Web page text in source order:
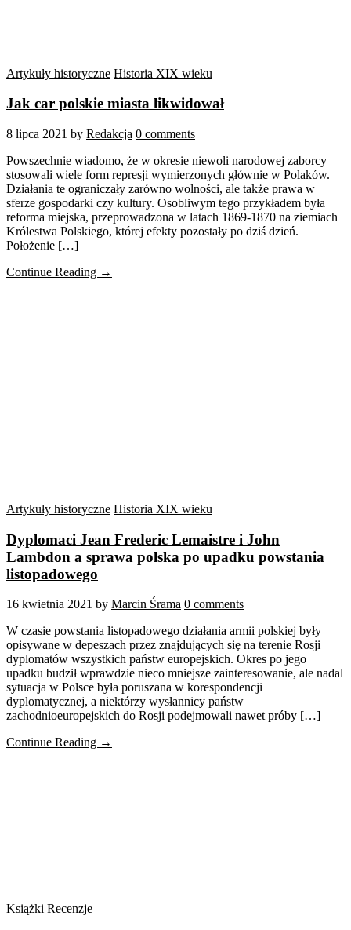
Artykuły historyczne Historia XIX wieku
Jak car polskie miasta likwidował
8 lipca 2021 by Redakcja 0 comments
Powszechnie wiadomo, że w okresie niewoli narodowej zaborcy
stosowali wiele form represji wymierzonych głównie w Polaków.
Działania te ograniczały zarówno wolności, ale także prawa w
sferze gospodarki czy kultury. Osobliwym tego przykładem była
reforma miejska, przeprowadzona w latach 1869-1870 na ziemiach
Królestwa Polskiego, której efekty pozostały po dziś dzień.
Położenie […]
Continue Reading →
Artykuły historyczne Historia XIX wieku
Dyplomaci Jean Frederic Lemaistre i John
Lambdon a sprawa polska po upadku powstania
listopadowego
16 kwietnia 2021 by Marcin Śrama 0 comments
W czasie powstania listopadowego działania armii polskiej były
opisywane w depeszach przez znajdujących się na terenie Rosji
dyplomatów wszystkich państw europejskich. Okres po jego
upadku budził wprawdzie nieco mniejsze zainteresowanie, ale nadal
sytuacja w Polsce była poruszana w korespondencji
dyplomatycznej, a niektórzy wysłannicy państw
zachodnioeuropejskich do Rosji podejmowali nawet próby […]
Continue Reading →
Książki Recenzje